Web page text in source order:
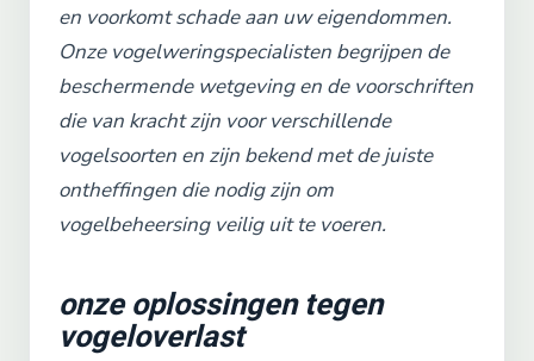
en voorkomt schade aan uw eigendommen.
Onze vogelweringspecialisten begrijpen de
beschermende wetgeving en de voorschriften
die van kracht zijn voor verschillende
vogelsoorten en zijn bekend met de juiste
ontheffingen die nodig zijn om
vogelbeheersing veilig uit te voeren.
onze oplossingen tegen
vogeloverlast